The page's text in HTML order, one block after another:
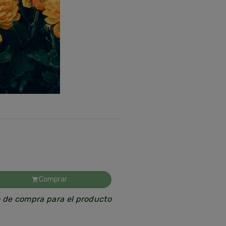
shopping_cart Comprar
compra para el producto